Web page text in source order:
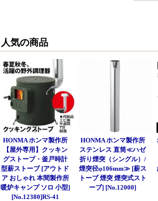
人気の商品
HONMA ホンマ製作所
【屋外専用】クッキン
グストーブ・釜戸時計
型薪ストーブ [アウトド
ア おしゃれ 本間製作所
暖炉キャンプ ソロ 小型]
[No.12380]RS-41
HONMA ホンマ製作所
ステンレス 直筒≪ハゼ
折り煙突（シングル）/
煙突径φ106mm≫ [薪ス
トーブ 煙突 煙突式スト
ーブ] [No.12000]